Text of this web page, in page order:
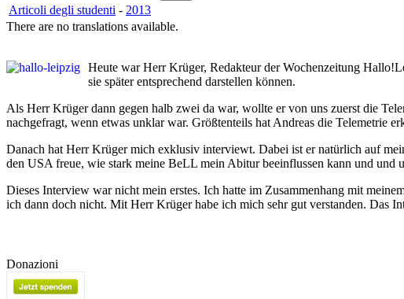
Articoli degli studenti - 2013
There are no translations available.
Heute war Herr Krüger, Redakteur der Wochenzeitung
sie später entsprechend darstellen können.
Als Herr Krüger dann gegen halb zwei da war, wollte er von uns zuerst die
nachgefragt, wenn etwas unklar war. Größtenteils hat Andreas die Telemetrie
Danach hat Herr Krüger mich exklusiv interviewt. Dabei ist er natürlich auf
den USA freue, wie stark meine BeLL mein Abitur beeinflussen kann und und
Dieses Interview war nicht mein erstes. Ich hatte im Zusammenhang mit
ich dann doch nicht. Mit Herr Krüger habe ich mich sehr gut verstanden. Das
Donazioni